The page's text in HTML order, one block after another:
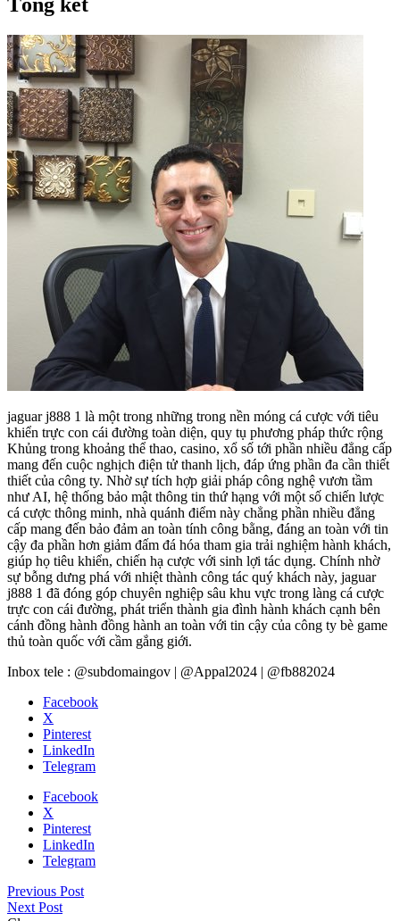
Tổng kết
jaguar j888 1 là một trong những trong nền móng cá cược với tiêu
khiển trực con cái đường toàn diện, quy tụ phương pháp thức rộng
Khủng trong khoảng thể thao, casino, xổ số tới phần nhiều đẳng cấp
mang đến cuộc nghịch điện tử thanh lịch, đáp ứng phần đa cần thiết
thiết của công ty. Nhờ sự tích hợp giải pháp công nghệ vươn tầm
như AI, hệ thống bảo mật thông tin thứ hạng với một số chiến lược
cá cược thông minh, nhà quánh điểm này chẳng phần nhiều đẳng
cấp mang đến bảo đảm an toàn tính công bằng, đáng an toàn với tin
cậy đa phần hơn giảm đấm đá hóa tham gia trải nghiệm hành khách,
giúp họ tiêu khiển, chiến hạ cược với sinh lợi tác dụng. Chính nhờ
sự bỗng dưng phá với nhiệt thành công tác quý khách này, jaguar
j888 1 đã đóng góp chuyên nghiệp sâu khu vực trong làng cá cược
trực con cái đường, phát triển thành gia đình hành khách cạnh bên
cánh đồng hành đồng hành an toàn với tin cậy của công ty bè game
thủ toàn quốc với cầm gắng giới.
Inbox tele : @subdomaingov | @Appal2024 | @fb882024
Facebook
X
Pinterest
LinkedIn
Telegram
Facebook
X
Pinterest
LinkedIn
Telegram
Previous Post
Next Post